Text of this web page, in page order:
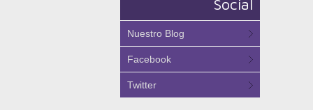
Social
Nuestro Blog
Facebook
Twitter